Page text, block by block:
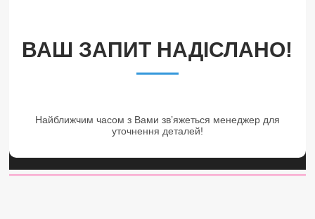
ВАШ ЗАПИТ НАДІСЛАНО!
Найближчим часом з Вами зв’яжеться менеджер для
уточнення деталей!